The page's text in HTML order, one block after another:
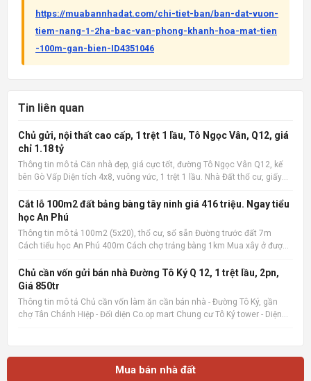
https://muabannhadat.com/chi-tiet-ban/ban-dat-vuon-
tiem-nang-1-2ha-bac-van-phong-khanh-hoa-mat-tien
-100m-gan-bien-ID4351046
Tin liên quan
Chủ gửi, nội thất cao cấp, 1 trệt 1 lầu, Tô Ngọc Vân, Q12, giá
chỉ 1.18 tỷ
Thông tin mô tả Căn nhà đẹp, giá cực tốt, đường Tô Ngọc Vân Q12, kế
bên Gò Vấp Diện tích 4x8, vuông vức, 1 trệt 1 lầu. Nhà Đất thổ cư, giấy
công rộng, sân phơi. Giá cực tốt chỉ 1.1
Cắt lỗ 100m2 đất bảng bàng tây ninh giá 416 triệu. Ngay tiểu
học An Phú
Thông tin mô tả 100m2 (5x20), thổ cư, sổ sẵn Đường trước đất 7m
Cách tiểu học An Phú 400m Cách chợ trảng bàng 1km Mua xây ở được
&mdash; Sàn rao vặt nhà đất uy tín 🔗 Tin gốc + ảnh chi
Chủ cần vốn gửi bán nhà Đường Tô Ký Q 12, 1 trệt lầu, 2pn,
Giá 850tr
Thông tin mô tả Chủ cần vốn làm ăn cần bán nhà - Đường Tô Ký, gần
chợ Tân Chánh Hiệp - Đối diện Co.op mart Chung cư Tô Ký tower - Diện
Mua bán nhà đất